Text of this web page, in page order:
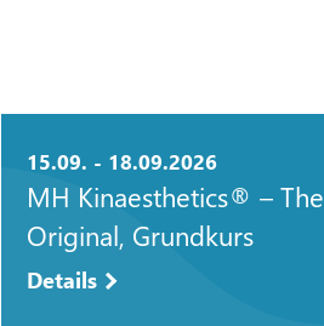
15.09. - 18.09.2026
MH Kinaesthetics® – The
Original, Grundkurs
Details